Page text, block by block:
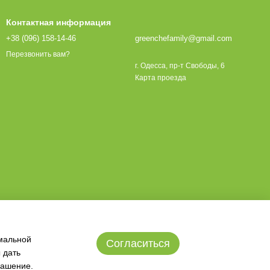
Контактная информация
+38 (096) 158-14-46
Перезвонить вам?
greenchefamily@gmail.com
г. Одесса, пр-т Свободы, 6
Карта проезда
дать
Согласиться